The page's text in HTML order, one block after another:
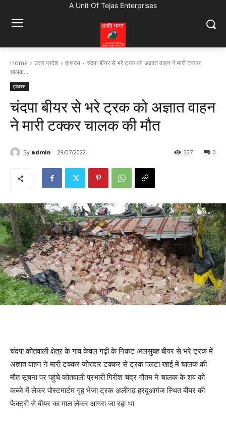
A Unit Of Tejas Enterprises
Home उत्तर प्रदेश हाथरस
चंदपा बीयर से भरे ट्रक को अज्ञात वाहन ने मारी टक्कर
चालक...
हाथरस
चंदपा बीयर से भरे ट्रक को अज्ञात वाहन
ने मारी टक्कर चालक की मौत
By admin 29/07/2022 0
337
चंदपा कोतवाली क्षेत्र के गांव केवल गढ़ी के निकट अलसुबह बीयर से भरे ट्रक में
अज्ञात वाहन ने मारी टक्कर जोरदार टक्कर से ट्रक पलटा खाई में चालक की
मौत सूचना पर पहुंचे कोतवाली प्रभारी गिरीश चंद्र गौतम ने चालक के शव को
कब्जे में लेकर पोस्टमार्टम गृह भेजा ट्रक अलीगढ़ हरदुआगंज स्थित बीयर की
फैक्ट्री से बीयर का माल लेकर आगरा जा रहा था